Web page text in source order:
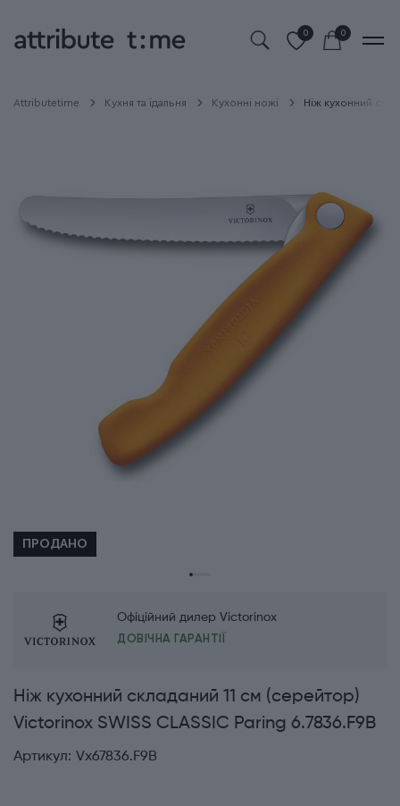
0 0
Attributetime Кухня та їдальня Кухонні ножі Ніж кухонний
ПРОДАНО
Офіційний дилер Victorinox
ДОВІЧНА ГАРАНТІЇ
Ніж кухонний складаний 11 см (серейтор)
Victorinox SWISS CLASSIC Paring 6.7836.F9B
Артикул: Vx67836.F9B